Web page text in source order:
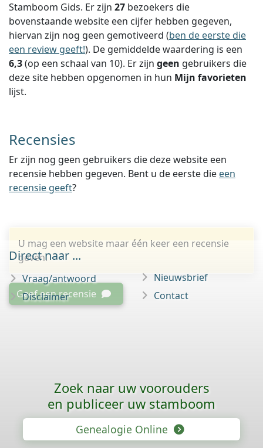
Stamboom Gids. Er zijn 27 bezoekers die
bovenstaande website een cijfer hebben gegeven,
hiervan zijn nog geen gemotiveerd (ben de eerste die
een review geeft!). De gemiddelde waardering is een
6,3(op een schaal van 10). Er zijn geen gebruikers die
deze site hebben opgenomen in hun Mijn favorieten
lijst.
Recensies
Er zijn nog geen gebruikers die deze website een
recensie hebben gegeven. Bent u de eerste die een
recensie geeft?
U mag een website maar één keer een recensie
geven.
Geef een recensie
Direct naar ...
Vraag/antwoord
Disclaimer
Nieuwsbrief
Contact
Zoek naar uw voorouders
en publiceer uw stamboom
Genealogie Online